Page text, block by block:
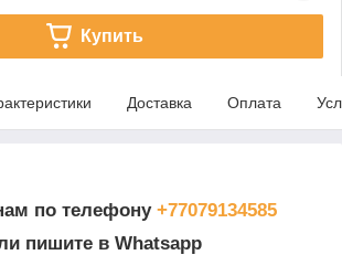
Купить
Доставка Оплата
по телефону +77079134585
пишите в Whatsapp